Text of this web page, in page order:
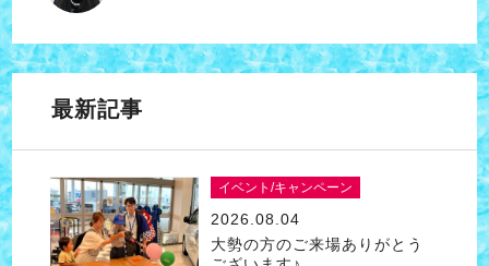
最新記事
イベント/キャンペーン
2026.08.04
大勢の方のご来場ありがとう